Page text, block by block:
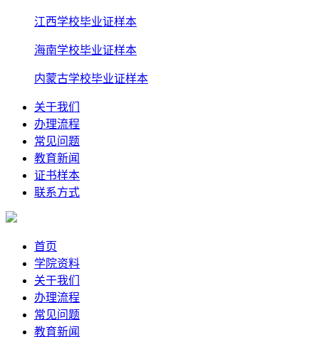
江西学校毕业证样本
海南学校毕业证样本
内蒙古学校毕业证样本
关于我们
办理流程
常见问题
教育新闻
证书样本
联系方式
首页
学院资料
关于我们
办理流程
常见问题
教育新闻